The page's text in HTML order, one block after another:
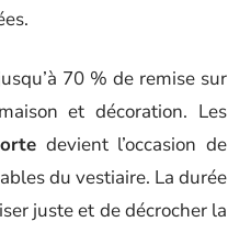
70 % de remise sur
et décoration. Les
devient l’occasion de
du vestiaire. La durée
juste et de décrocher la